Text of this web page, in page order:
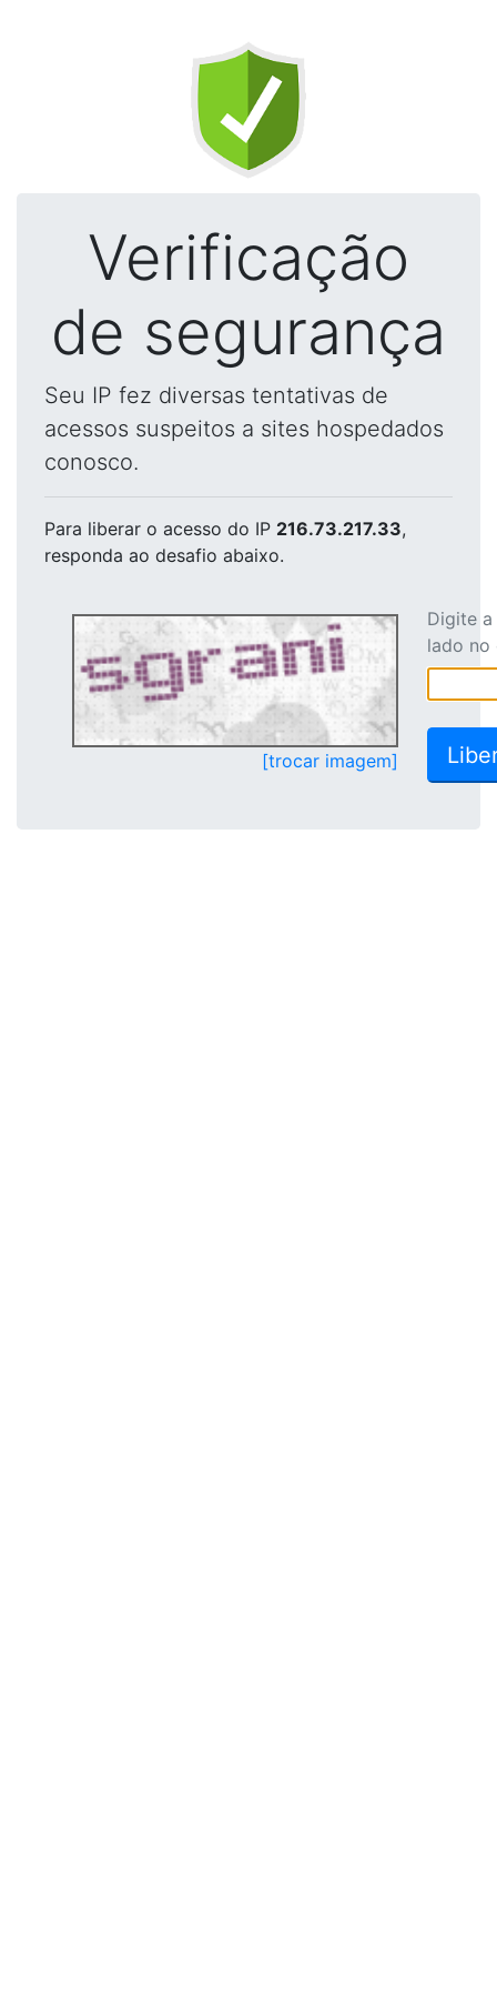
Verificação
de segurança
Seu IP fez diversas tentativas de
acessos suspeitos a sites hospedados
conosco.
Para liberar o acesso do IP 216.73.217.33,
responda ao desafio abaixo.
[trocar imagem]
Digite
lado no